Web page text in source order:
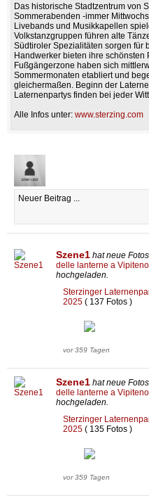
Das historische Stadtzentrum von
Sommerabenden -immer
Livebands und Musikkapellen
Volkstanzgruppen führen alte
Südtiroler Spezialitäten sorgen für
Handwerker bieten ihre schönsten
Fußgängerzone haben sich
Sommermonaten etabliert und
gleichermaßen. Beginn der
Laternenpartys finden bei jeder
Alle Infos unter: www.sterzing.com
Szene1 hat neue
delle lanterne a
hochgeladen.
Sterzinger
2025 ( 137 Fotos )
vor 359 Tagen
Szene1 hat neue
delle lanterne a
hochgeladen.
Sterzinger
2025 ( 135 Fotos )
vor 359 Tagen